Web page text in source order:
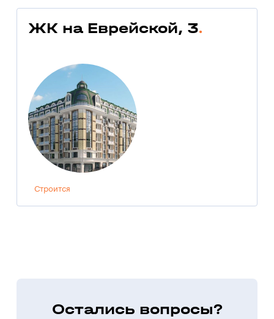
ЖК на Еврейской, 3
Строится
Остались вопросы?